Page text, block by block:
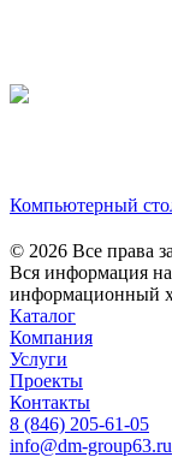
Компьютерный
© 2026 Все права
Вся информация
информационный
Каталог
Компания
Услуги
Проекты
Контакты
8 (846) 205-61-05
info@dm-group63.ru